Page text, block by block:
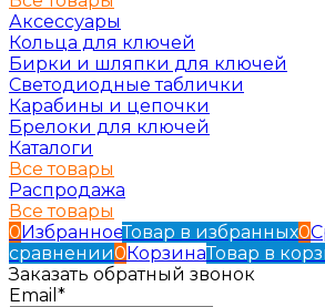
Аксессуары
Кольца для ключей
Бирки и шляпки для ключей
Светодиодные таблички
Карабины и цепочки
Брелоки для ключей
Каталоги
Все товары
Распродажа
Все товары
0ИзбранноеТовар в избранных0
сравнении0КорзинаТовар в
Заказать обратный звонок
Email*